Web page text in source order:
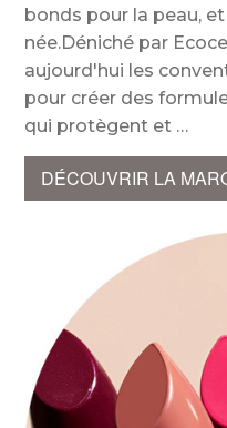
bonds pour la peau,
née.Déniché par
aujourd'hui les
pour créer des
qui protègent et
DÉCOUVRIR LA